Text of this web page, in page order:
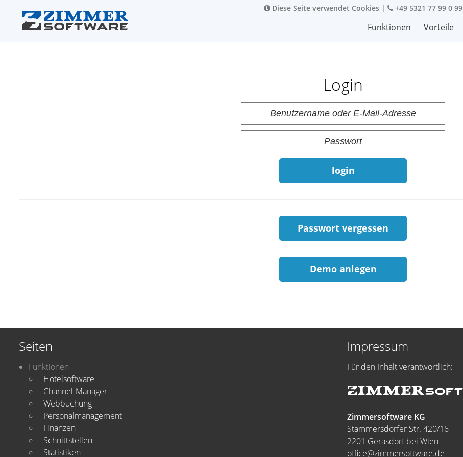
Diese Seite verwendet Cookies | +49 5321 77 99 0 99
Funktionen Vorteile
Login
login
Passwort vergessen
Demo anlegen
Seiten
Funktionen
Hotelsoftware
Channel-Manager
Webbuchung
Personalmanagement
Finanzen
Schnittstellen
Statistiken
Impressum
Für den Inhalt verantwortlich:
Zimmersoftware KG
Stammersdorfer Str. 420/16
2201 Gerasdorf bei Wien
office@zimmersoftware.de